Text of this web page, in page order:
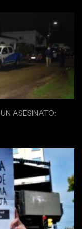
UN ASESINATO: